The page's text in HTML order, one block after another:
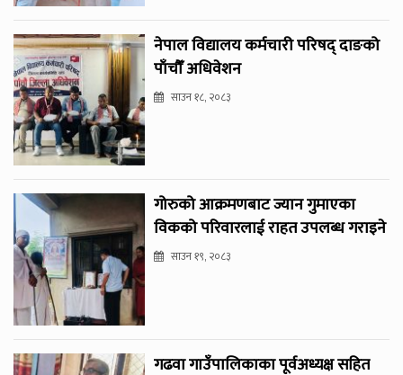
नेपाल विद्यालय कर्मचारी परिषद् दाङको
पाँचौँ अधिवेशन
साउन १८, २०८३
गोरुको आक्रमणबाट ज्यान गुमाएका
विकको परिवारलाई राहत उपलब्ध गराइने
साउन १९, २०८३
गढवा गाउँपालिकाका पूर्वअध्यक्ष सहित